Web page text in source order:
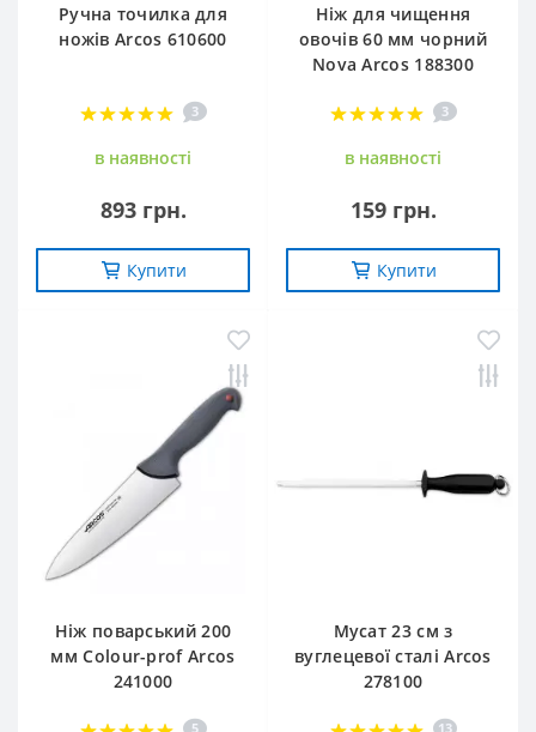
Ручна точилка для
ножів Arcos 610600
3
в наявностi
893 грн.
Купити
Ніж для чищення
овочів 60 мм чорний
Nova Arcos 188300
3
в наявностi
159 грн.
Купити
Ніж поварський 200
мм Сolour-prof Arcos
241000
5
Мусат 23 см з
вуглецевої сталі Arcos
278100
13